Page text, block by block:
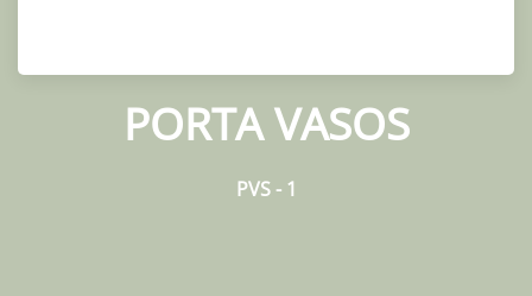
PORTA VASOS
PVS - 1